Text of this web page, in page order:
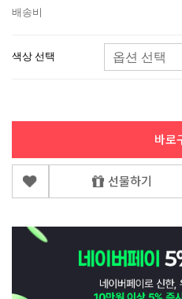
배송비
색상 선택
바로
선물하기